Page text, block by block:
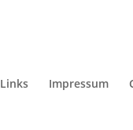
Links Impressum